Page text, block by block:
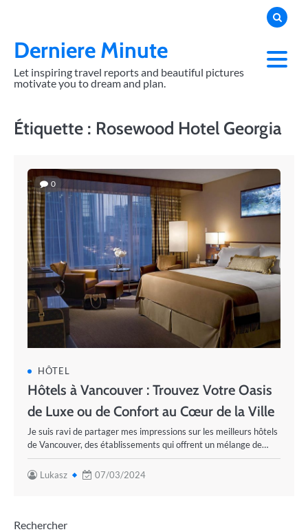
contentDerniere Minute
Let inspiring travel reports and beautiful pictures
motivate you to dream and plan.
Étiquette : Rosewood Hotel Georgia
0
HÔTEL
Hôtels à Vancouver : Trouvez Votre Oasis
de Luxe ou de Confort au Cœur de la Ville
Je suis ravi de partager mes impressions sur les meilleurs hôtels
de Vancouver, des établissements qui offrent un mélange de…
Lukasz 07/03/2024
Rechercher